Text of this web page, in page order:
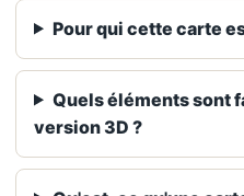
Pour qui cette carte
Quels éléments sont
version 3D ?